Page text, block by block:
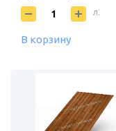
л.
В корзину